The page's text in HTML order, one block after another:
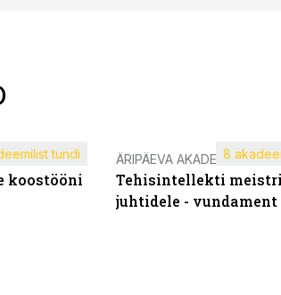
koostööni
tundi ÄRIPÄEVA AKADEEMIA
Tehisintellekti
juhtidele - vundament
8